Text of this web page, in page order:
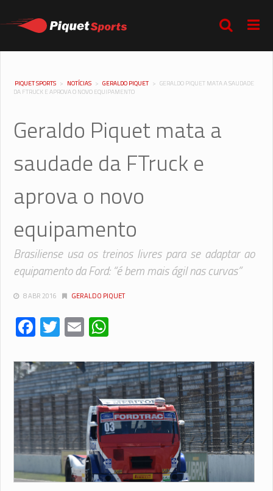
PIQUET SPORTS > NOTÍCIAS > GERALDO PIQUET > GERALDO PIQUET MATA A SAUDADE
DA FTRUCK E APROVA O NOVO EQUIPAMENTO
Geraldo Piquet mata a
saudade da FTruck e
aprova o novo
equipamento
Brasiliense usa os treinos livres para se adaptar ao
equipamento da Ford: “é bem mais ágil nas curvas”
8 ABR 2016 GERALDO PIQUET
Facebook
Twitter
Email